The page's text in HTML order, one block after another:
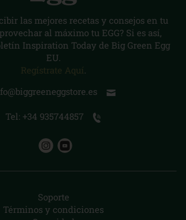
las mejores recetas y consejos en tu
al máximo tu EGG? Si es así,
Inspiration Today de Big Green Egg
EU.
Regístrate Aquí
Tel: +34 935744857
Soporte
Términos y condiciones